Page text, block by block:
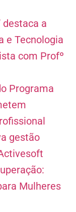
destaca a
e Tecnologia
com Profº
Programa
gestão
Mulheres